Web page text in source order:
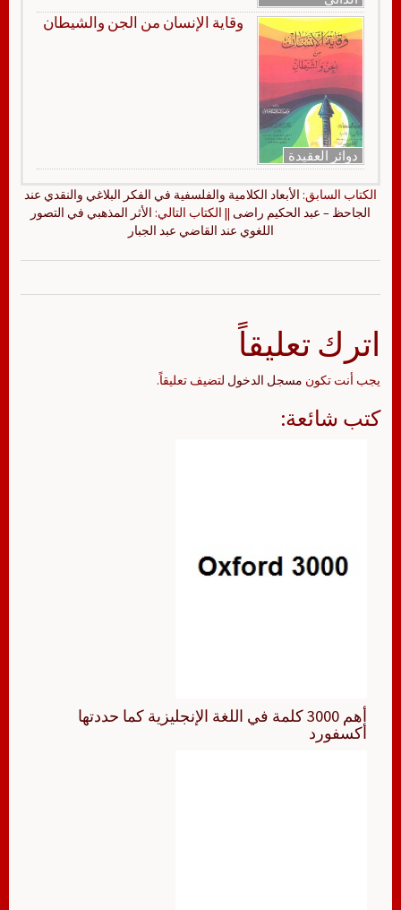
دوائر العقيدة
وقاية الإنسان من الجن والشيطان
الكتاب السابق: الأبعاد الكلامية والفلسفية في الفكر البلاغي والنقدي عند
الجاحظ – عبد الحكيم راضى || الكتاب التالي: الأثر المذهبي في التصور
اللغوي عند القاضي عبد الجبار
اترك تعليقاً
يجب أنت تكون مسجل الدخول لتضيف تعليقاً.
كتب شائعة:
أهم 3000 كلمة في اللغة الإنجليزية كما حددتها
أكسفورد